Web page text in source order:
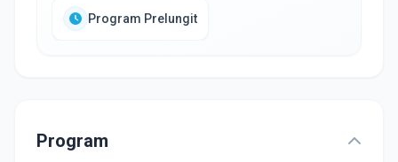
Program Prelungit
Program